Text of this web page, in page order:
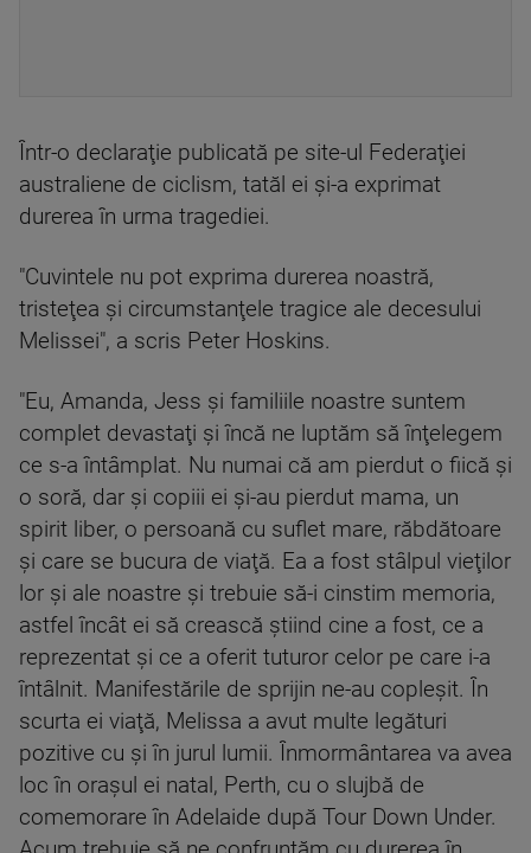
Într-o declaraţie publicată pe site-ul Federaţiei
australiene de ciclism, tatăl ei şi-a exprimat
durerea în urma tragediei.
"Cuvintele nu pot exprima durerea noastră,
tristeţea şi circumstanţele tragice ale decesului
Melissei", a scris Peter Hoskins.
"Eu, Amanda, Jess şi familiile noastre suntem
complet devastaţi şi încă ne luptăm să înţelegem
ce s-a întâmplat. Nu numai că am pierdut o fiică şi
o soră, dar şi copiii ei şi-au pierdut mama, un
spirit liber, o persoană cu suflet mare, răbdătoare
şi care se bucura de viaţă. Ea a fost stâlpul vieţilor
lor şi ale noastre şi trebuie să-i cinstim memoria,
astfel încât ei să crească ştiind cine a fost, ce a
reprezentat şi ce a oferit tuturor celor pe care i-a
întâlnit. Manifestările de sprijin ne-au copleşit. În
scurta ei viaţă, Melissa a avut multe legături
pozitive cu şi în jurul lumii. Înmormântarea va avea
loc în oraşul ei natal, Perth, cu o slujbă de
comemorare în Adelaide după Tour Down Under.